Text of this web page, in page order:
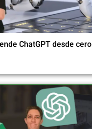
ChatGPT desde cero